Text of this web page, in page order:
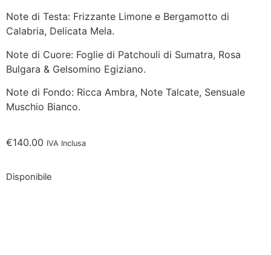
Note di Testa: Frizzante Limone e Bergamotto di
Calabria, Delicata Mela.
Note di Cuore: Foglie di Patchouli di Sumatra, Rosa
Bulgara & Gelsomino Egiziano.
Note di Fondo: Ricca Ambra, Note Talcate, Sensuale
Muschio Bianco.
€140.00 IVA Inclusa
Disponibile